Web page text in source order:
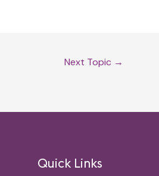
Next Topic →
Quick Links